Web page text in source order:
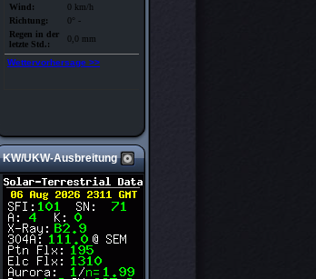
KW/UKW-Ausbreitung